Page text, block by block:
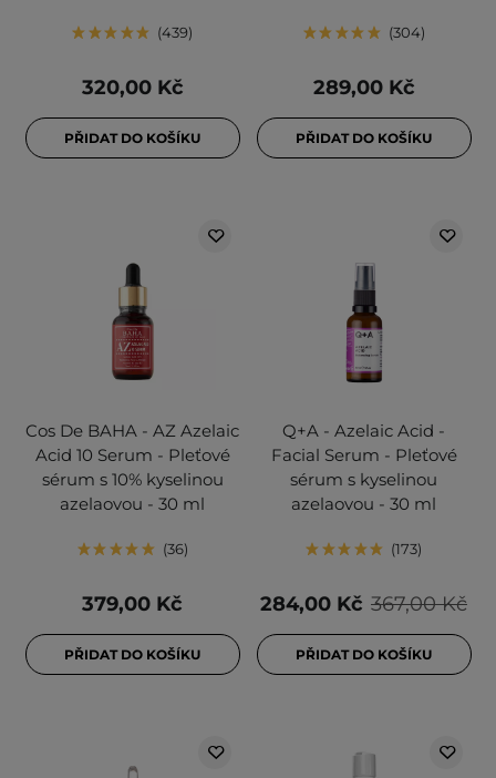
439
320,00 Kč
PŘIDAT DO KOŠÍKU
304
289,00 Kč
PŘIDAT DO KOŠÍKU
Cos De BAHA - AZ Azelaic
Acid 10 Serum - Pleťové
sérum s 10% kyselinou
azelaovou - 30 ml
36
379,00 Kč
PŘIDAT DO KOŠÍKU
Q+A - Azelaic Acid -
Facial Serum - Pleťové
sérum s kyselinou
azelaovou - 30 ml
173
367,00 Kč
284,00 Kč
PŘIDAT DO KOŠÍKU